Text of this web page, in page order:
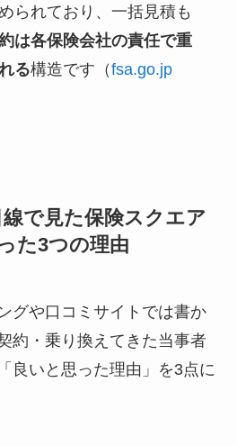
られており、一括見積も
は各保険会社の責任で重
る構造です（fsa.go.jp
で見た保険スクエア
た3つの理由
グや口コミサイトでは書か
約・乗り換えてきた当事者
良いと思った理由」を3点に